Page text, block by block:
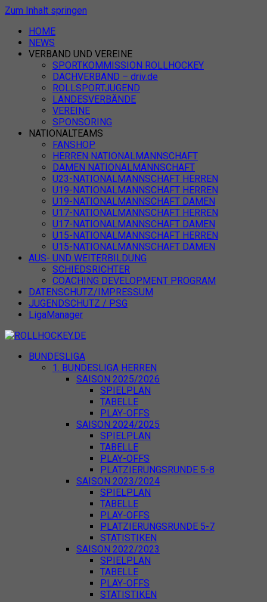
Zum Inhalt springen
HOME
NEWS
VERBAND UND VEREINE
SPORTKOMMISSION ROLLHOCKEY
DACHVERBAND – driv.de
ROLLSPORTJUGEND
LANDESVERBÄNDE
VEREINE
SPONSORING
NATIONALTEAMS
FANSHOP
HERREN NATIONALMANNSCHAFT
DAMEN NATIONALMANNSCHAFT
U23-NATIONALMANNSCHAFT HERREN
U19-NATIONALMANNSCHAFT HERREN
U19-NATIONALMANNSCHAFT DAMEN
U17-NATIONALMANNSCHAFT HERREN
U17-NATIONALMANNSCHAFT DAMEN
U15-NATIONALMANNSCHAFT HERREN
U15-NATIONALMANNSCHAFT DAMEN
AUS- UND WEITERBILDUNG
SCHIEDSRICHTER
COACHING DEVELOPMENT PROGRAM
DATENSCHUTZ/IMPRESSUM
JUGENDSCHUTZ / PSG
LigaManager
ROLLHOCKEY.DE
Deutscher Rollsport- und Inline Verband
BUNDESLIGA
1. BUNDESLIGA HERREN
SAISON 2025/2026
SPIELPLAN
TABELLE
PLAY-OFFS
SAISON 2024/2025
SPIELPLAN
TABELLE
PLAY-OFFS
PLATZIERUNGSRUNDE 5-8
SAISON 2023/2024
SPIELPLAN
TABELLE
PLAY-OFFS
PLATZIERUNGSRUNDE 5-7
STATISTIKEN
SAISON 2022/2023
SPIELPLAN
TABELLE
PLAY-OFFS
STATISTIKEN